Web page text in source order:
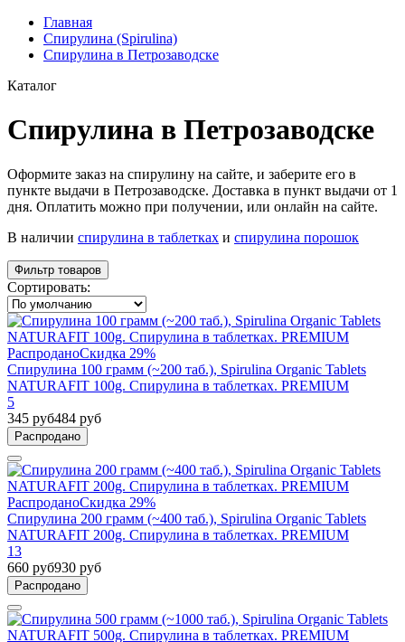
Главная
Спирулина (Spirulina)
Спирулина в Петрозаводске
Каталог
Спирулина в Петрозаводске
Оформите заказ на спирулину на сайте, и заберите его в
пункте выдачи в Петрозаводске. Доставка в пункт выдачи от 1
дня. Оплатить можно при получении, или онлайн на сайте.
В наличии спирулина в таблетках и спирулина порошок
Фильтр товаров
Сортировать:
РаспроданоСкидка 29%
Спирулина 100 грамм (~200 таб.), Spirulina Organic Tablets
NATURAFIT 100g. Спирулина в таблетках. PREMIUM
5
345 руб484 руб
Распродано
РаспроданоСкидка 29%
Спирулина 200 грамм (~400 таб.), Spirulina Organic Tablets
NATURAFIT 200g. Спирулина в таблетках. PREMIUM
13
660 руб930 руб
Распродано